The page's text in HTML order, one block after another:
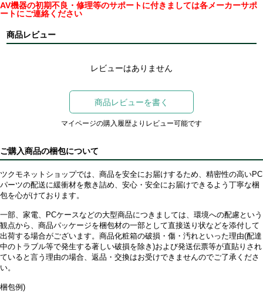
AV機器の初期不良・修理等のサポートに付きましては各メーカーサポ
ートにご連絡ください
商品レビュー
レビューはありません
商品レビューを書く
マイページの購入履歴よりレビュー可能です
ご購入商品の梱包について
ツクモネットショップでは、商品を安全にお届けするため、精密性の高いPC
パーツの配送に緩衝材を敷き詰め、安心・安全にお届けできるよう丁寧な梱
包を心がけております。
一部、家電、PCケースなどの大型商品につきましては、環境への配慮という
観点から、商品パッケージを梱包材の一部として直接送り状などを添付して
出荷する場合がございます。商品化粧箱の破損・傷・汚れといった理由(配達
中のトラブル等で発生する著しい破損を除き)および発送伝票等が直貼りされ
ていると言う理由の場合、返品・交換はお受けできませんのでご了承くださ
い。
梱包例)